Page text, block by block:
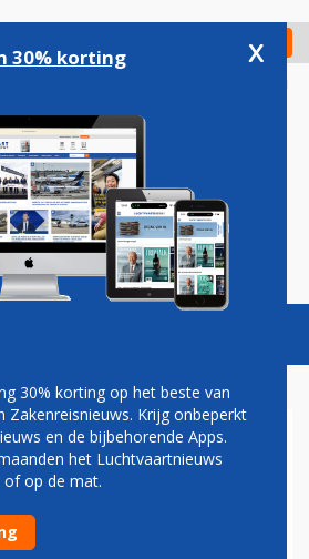
Check in
Podcasts Vacatures
nieuwe gerechten in lounges op
30% korting x
30% korting op het beste van
Zakenreisnieuws. Krijg onbeperkt
en de bijbehorende Apps.
het Luchtvaartnieuws
of op de mat.